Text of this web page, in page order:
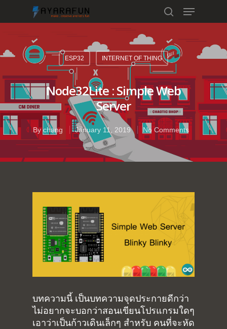
Hit enter to search or ESC to close
ESP32 INTERNET OF THING
Node32Lite : Simple Web
Server
Bychang January 11, 2019 No Comments
บทความนี้ เป็นบทความจุดประกายดีกว่า
ไม่อยากจะบอกว่าสอนเขียนโปรแกรมใดๆ
เอาว่าเป็นก้าวเดินเล็กๆ สำหรับ คนที่จะหัด